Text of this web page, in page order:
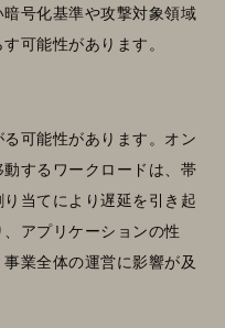
号化基準や攻撃対象領域
可能性があります。
可能性があります。オン
するワークロードは、帯
当てにより遅延を引き起
アプリケーションの性
業全体の運営に影響が及